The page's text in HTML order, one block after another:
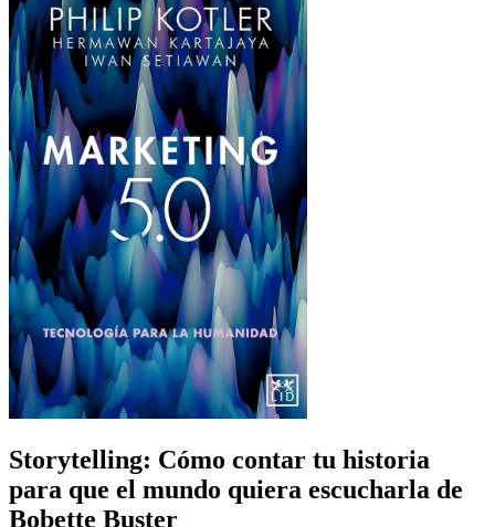
Storytelling: Cómo contar tu historia
para que el mundo quiera escucharla de
Bobette Buster